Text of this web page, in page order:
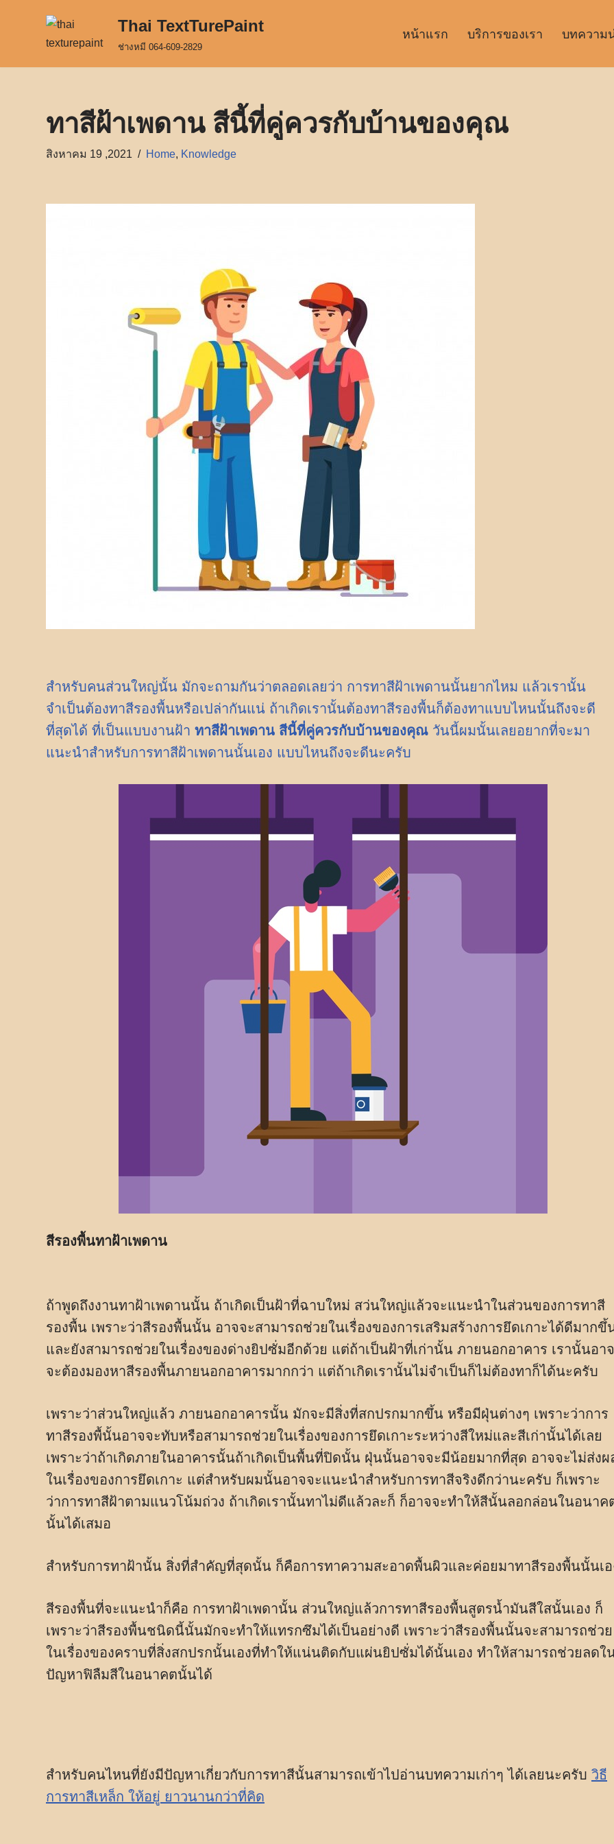
Thai TextTurePaint
ช่างหมี 064-609-2829
หน้าแรก บริการของเรา บทความ
ทาสีฝ้าเพดาน สีนี้ที่คู่ควรกับบ้านของคุณ
สิงหาคม 19 ,2021 Home, Knowledge
สำหรับคนส่วนใหญ่นั้น มักจะถามกันว่าตลอดเลยว่า การทาสีฝ้าเพดานนั้นยากไหม แล้วเรานั้น
จำเป็นต้องทาสีรองพื้นหรือเปล่ากันแน่ ถ้าเกิดเรานั้นต้องทาสีรองพื้นก็ต้องทาแบบไหนนั้นถึงจะดี
ที่สุดได้ ที่เป็นแบบงานฝ้า ทาสีฝ้าเพดาน สีนี้ที่คู่ควรกับบ้านของคุณ วันนี้ผมนั้นเลยอยากที่จะมา
แนะนำสำหรับการทาสีฝ้าเพดานนั้นเอง แบบไหนถึงจะดีนะครับ
สีรองพื้นทาฝ้าเพดาน
ถ้าพูดถึงงานทาฝ้าเพดานนั้น ถ้าเกิดเป็นฝ้าที่ฉาบใหม่ สว่นใหญ่แล้วจะแนะนำในส่วนของการทาสี
รองพื้น เพราะว่าสีรองพื้นนั้น อาจจะสามารถช่วยในเรื่องของการเสริมสร้างการยึดเกาะได้ดีมากขึ้
และยังสามารถช่วยในเรื่องของด่างยิปซั่มอีกด้วย แต่ถ้าเป็นฝ้าที่เก่านั้น ภายนอกอาคาร เรานั้นอาจ
จะต้องมองหาสีรองพื้นภายนอกอาคารมากกว่า แต่ถ้าเกิดเรานั้นไม่จำเป็นก็ไม่ต้องทาก็ได้นะครับ
เพราะว่าส่วนใหญ่แล้ว ภายนอกอาคารนั้น มักจะมีสิ่งที่สกปรกมากขึ้น หรือมีฝุ่นต่างๆ เพราะว่าการ
ทาสีรองพื้นั้นอาจจะทับหรือสามารถช่วยในเรื่องของการยึดเกาะระหว่างสีใหม่และสีเก่านั้นได้เลย
เพราะว่าถ้าเกิดภายในอาคารนั้นถ้าเกิดเป็นพื้นที่ปิดนั้น ฝุ่นนั้นอาจจะมีน้อยมากที่สุด อาจจะไม่ส่งผ
ในเรื่องของการยึดเกาะ แต่สำหรับผมนั้นอาจจะแนะนำสำหรับการทาสีจริงดีกว่านะครับ ก็เพราะ
ว่าการทาสีฝ้าตามแนวโน้มถ่วง ถ้าเกิดเรานั้นทาไม่ดีแล้วละก็ ก็อาจจะทำให้สีนั้นลอกล่อนในอนาค
นั้นได้เสมอ
สำหรับการทาฝ้านั้น สิ่งที่สำคัญที่สุดนั้น ก็คือการทาความสะอาดพื้นผิวและค่อยมาทาสีรองพื้นนั้นเอ
สีรองพื้นที่จะแนะนำก็คือ การทาฝ้าเพดานั้น ส่วนใหญ่แล้วการทาสีรองพื้นสูตรน้ำมันสีใสนั้นเอง ก็
เพราะว่าสีรองพื้นชนิดนี้นั้นมักจะทำให้แทรกซึมได้เป็นอย่างดี เพราะว่าสีรองพื้นนั้นจะสามารถช่วย
ในเรื่องของคราบที่สิ่งสกปรกนั้นเองที่ทำให้แน่นติดกับแผ่นยิปซั่มได้นั้นเอง ทำให้สามารถช่วยลดใ
ปัญหาฟิลืมสีในอนาคตนั้นได้
สำหรับคนไหนที่ยังมีปัญหาเกี่ยวกับการทาสีนั้นสามารถเข้าไปอ่านบทความเก่าๆ ได้เลยนะครับ วิธี
การทาสีเหล็ก ให้อยู่ ยาวนานกว่าที่คิด